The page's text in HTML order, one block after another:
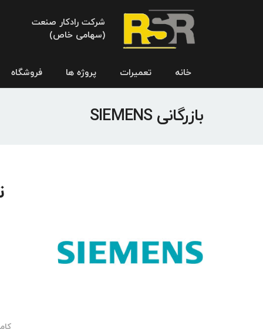
شرکت رادکار صنعت
(سهامی خاص)
خانه تعمیرات پروژه ها فروشگاه
بازرگانی SIEMENS